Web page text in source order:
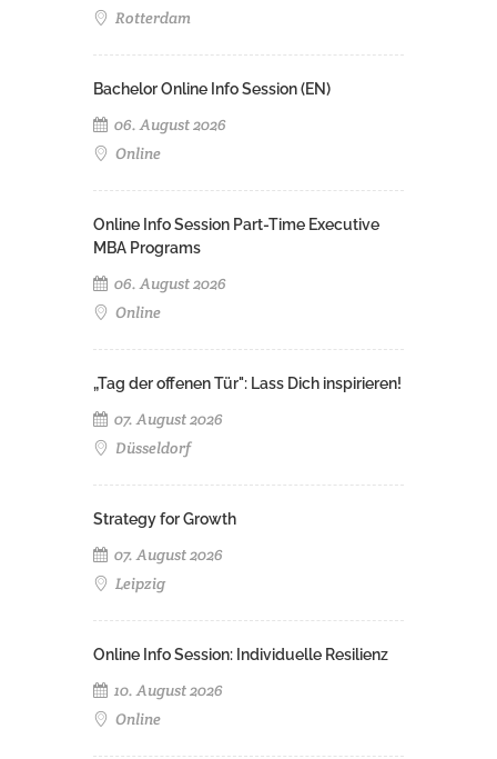
Rotterdam
Bachelor Online Info Session (EN)
06. August 2026
Online
Online Info Session Part-Time Executive
MBA Programs
06. August 2026
Online
„Tag der offenen Tür": Lass Dich inspirieren!
07. August 2026
Düsseldorf
Strategy for Growth
07. August 2026
Leipzig
Online Info Session: Individuelle Resilienz
10. August 2026
Online